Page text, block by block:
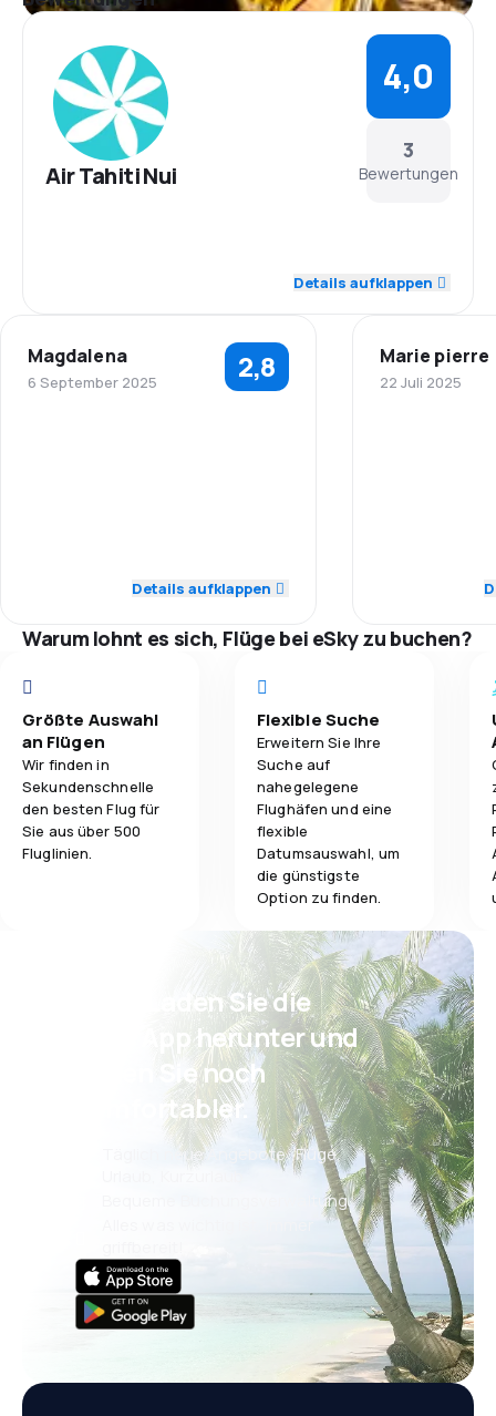
Air Tahiti Nui
3
Bewertungen
4,0
Flugnetz 4,7
Verpflegung
Details aufklappen
Magdalena
6 September 2025 2,8
Gepäckbeförderung 2,0
Verpflegung 1,0
Details aufklappen
Marie pierre
22 Juli 2025
Warum lohnt es sich, Flüge bei eSky zu buchen?
Größte Auswahl
an Flügen
Wir finden in
Sekundenschnelle
den besten Flug für
Sie aus über 500
Fluglinien.
Flexible Suche
Erweitern Sie Ihre
Suche auf
nahegelegene
Flughäfen und eine
flexible
Datumsauswahl, um
die günstigste
Option zu finden.
Psst! Laden Sie die
eSky App herunter und
reisen Sie noch
komfortabler.
Täglich neue Angebote: Flüge,
Bequeme Buchungsverwaltung